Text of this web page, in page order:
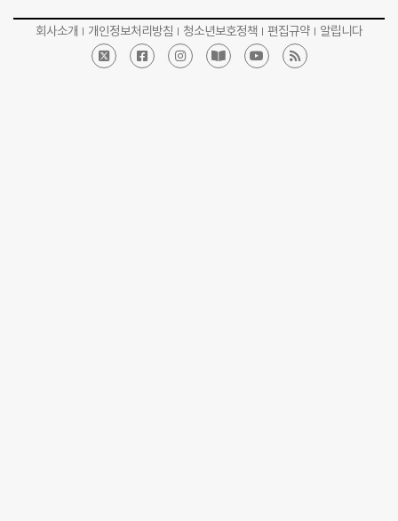
회사소개 개인정보처리방침 청소년보호정책 편집규약 알립니다